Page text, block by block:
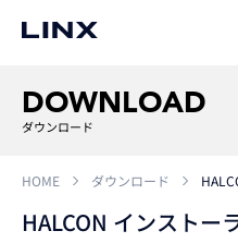
SIパートナー
DOWNLOAD
ダウンロード
HOME ダウンロード
HALCON インスト